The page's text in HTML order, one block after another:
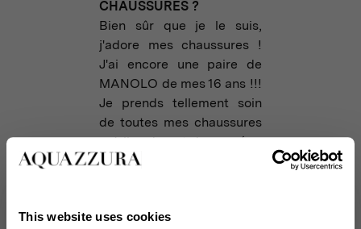
This website uses cookies
CHAUSSURES ?
Bien sûr que je le suis,
j'adore mes chaussures !
J'ai encore une paire de
MANOLO de mes 16 ans !!!
Je prends tellement soin
de toutes mes chaussures
qu'elles durent des années.
Je prends soin d'eux avec